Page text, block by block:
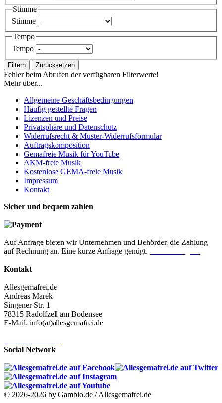
Stimme
Stimme
Tempo
Tempo
Filtern Zurücksetzen
Fehler beim Abrufen der verfügbaren Filterwerte!
Mehr über...
Allgemeine Geschäftsbedingungen
Häufig gestellte Fragen
Lizenzen und Preise
Privatsphäre und Datenschutz
Widerrufsrecht & Muster-Widerrufsformular
Auftragskomposition
Gemafreie Musik für YouTube
AKM-freie Musik
Kostenlose GEMA-freie Musik
Impressum
Kontakt
Sicher und bequem zahlen
Auf Anfrage bieten wir Unternehmen und Behörden die Zahlung
auf Rechnung an. Eine kurze Anfrage genügt.
Kontakt
Allesgemafrei.de
Andreas Marek
Singener Str. 1
78315 Radolfzell am Bodensee
E-Mail: info(at)allesgemafrei.de
Social Network
© 2026-2026 by Gambio.de / Allesgemafrei.de